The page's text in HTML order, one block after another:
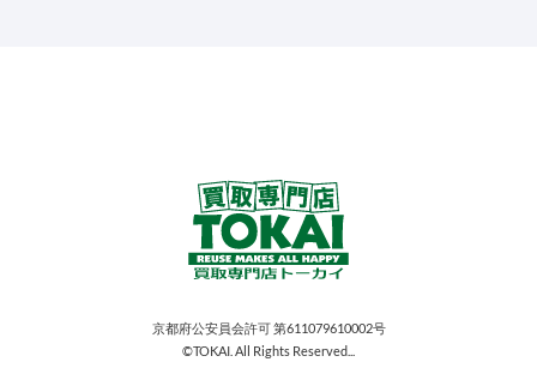
京都府公安員会許可 第611079610002号
©TOKAI. All Rights Reserved...